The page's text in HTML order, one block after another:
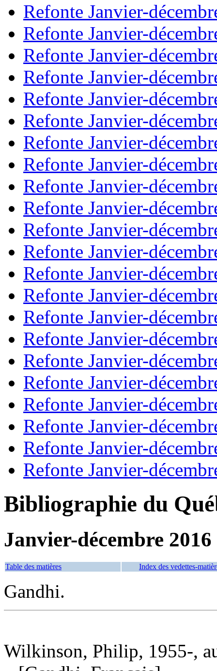
Refonte Janvier-
Refonte Janvier-
Refonte Janvier-
Refonte Janvier-
Refonte Janvier-
Refonte Janvier-
Refonte Janvier-
Refonte Janvier-
Refonte Janvier-
Refonte Janvier-
Refonte Janvier-
Refonte Janvier-
Refonte Janvier-
Refonte Janvier-
Refonte Janvier-
Refonte Janvier-
Refonte Janvier-
Refonte Janvier-
Refonte Janvier-
Refonte Janvier-
Refonte Janvier-
Refonte Janvier-
Bibliographie du
Janvier-décembre 2016
Table des matières Index des vedettes-
Gandhi.
Wilkinson, Philip, 1955-,